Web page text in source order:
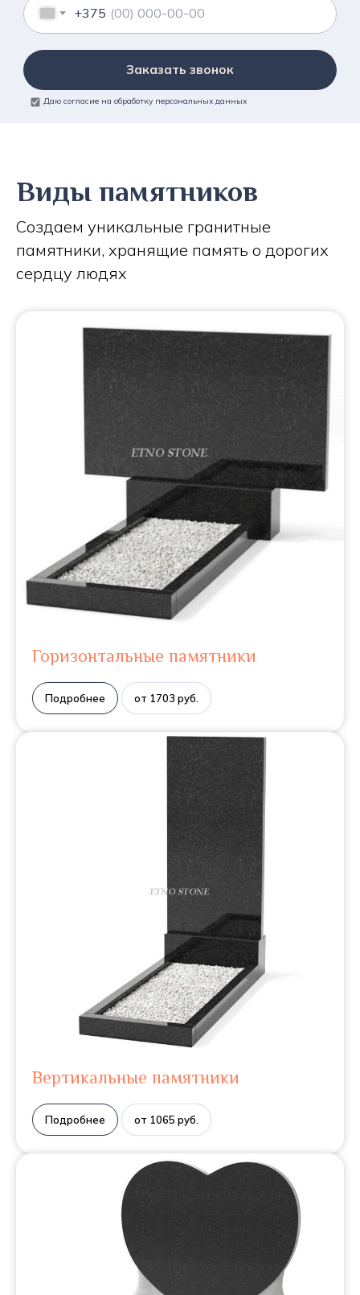
+375
Заказать звонок
Даю согласие на обработку персональных данных
Виды памятников
Создаем уникальные гранитные
памятники, хранящие память о дорогих
сердцу людях
Горизонтальные памятники
Подробнее от 1703 руб.
Вертикальные памятники
Подробнее от 1065 руб.